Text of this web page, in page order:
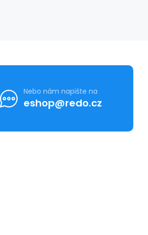
Nebo nám napište na
eshop@redo.cz